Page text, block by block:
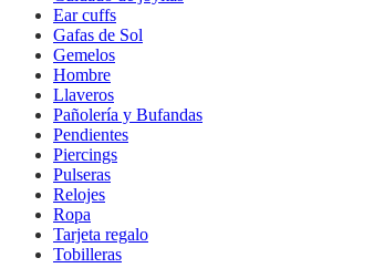
Ear cuffs
Gafas de Sol
Gemelos
Hombre
Llaveros
Pañolería y Bufandas
Pendientes
Piercings
Pulseras
Relojes
Ropa
Tarjeta regalo
Tobilleras